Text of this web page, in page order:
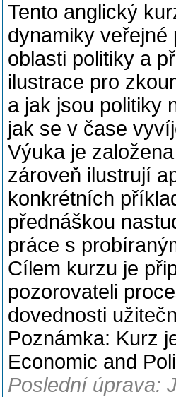
Tento anglický
dynamiky veřejné
oblasti politiky a
ilustrace pro
a jak jsou politiky
jak se v čase
Výuka je
zároveň ilustrují
konkrétních
přednáškou
práce s
Cílem kurzu je
pozorovateli
dovednosti
Poznámka: Kurz
Economic and
Poslední úprava: